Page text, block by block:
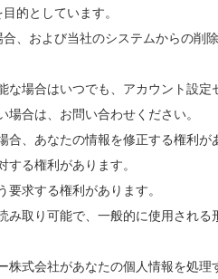
的としています。
、および当社のシステムからの削
な場合はいつでも、アカウント設
合は、お問い合わせください。
、あなたの情報を修正する権利が
る権利があります。
求する権利があります。
み取り可能で、一般的に使用され
株式会社があなたの個人情報を処